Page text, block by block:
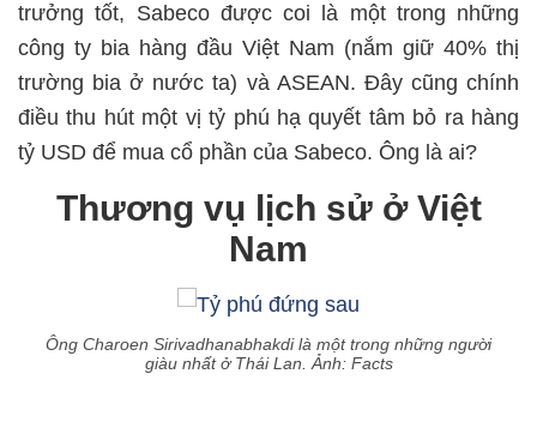
trưởng tốt, Sabeco được coi là một trong những
công ty bia hàng đầu Việt Nam (nắm giữ 40% thị
trường bia ở nước ta) và ASEAN. Đây cũng chính
điều thu hút một vị tỷ phú hạ quyết tâm bỏ ra hàng
tỷ USD để mua cổ phần của Sabeco. Ông là ai?
Thương vụ lịch sử ở Việt
Nam
Ông Charoen Sirivadhanabhakdi là một trong những người
giàu nhất ở Thái Lan. Ảnh: Facts